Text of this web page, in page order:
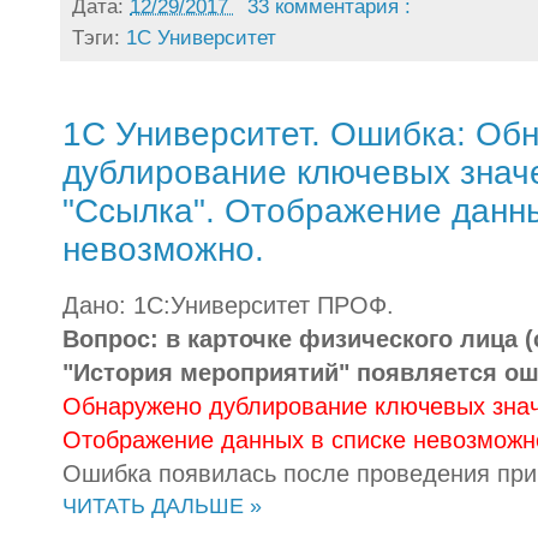
Дата: 12/29/2017
33 комментария :
Тэги: 1С Университет
1С Университет. Ошибка:
дублирование ключевых
"Ссылка". Отображение
невозможно.
Дано: 1С:Университет ПРОФ.
Вопрос: в карточке физического лица
"История мероприятий" появляется
Обнаружено дублирование ключевых
Отображение данных в списке
Ошибка появилась после проведения
ЧИТАТЬ ДАЛЬШЕ »